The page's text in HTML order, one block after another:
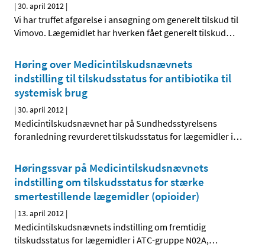
|30. april 2012 |
Vi har truffet afgørelse i ansøgning om generelt tilskud til
Vimovo. Lægemidlet har hverken fået generelt tilskud…
Høring over Medicintilskudsnævnets
indstilling til tilskudsstatus for antibiotika til
systemisk brug
|30. april 2012 |
Medicintilskudsnævnet har på Sundhedsstyrelsens
foranledning revurderet tilskudsstatus for lægemidler i…
Høringssvar på Medicintilskudsnævnets
indstilling om tilskudsstatus for stærke
smertestillende lægemidler (opioider)
| 13. april 2012 |
Medicintilskudsnævnets indstilling om fremtidig
tilskudsstatus for lægemidler i ATC-gruppe N02A,…